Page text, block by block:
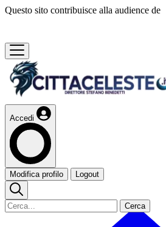
Questo sito contribuisce alla audience de
Accedi
Modifica profilo Logout
Cerca